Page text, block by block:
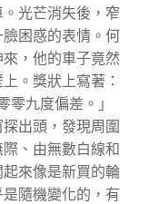
光芒消失後，窄
困惑的表情。何
，他的車子竟然
。獎狀上寫著：
零九度偏差。」
出頭，發現周圍
、由無數白線和
來像是新買的輪
隨機變化的，有